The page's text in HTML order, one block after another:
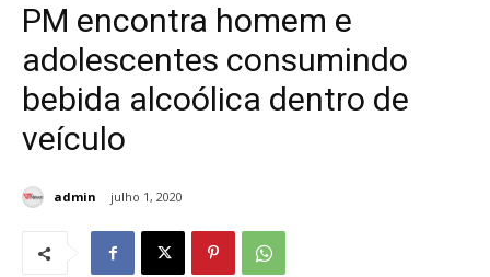
PM encontra homem e
adolescentes consumindo
bebida alcoólica dentro de
veículo
admin julho 1, 2020